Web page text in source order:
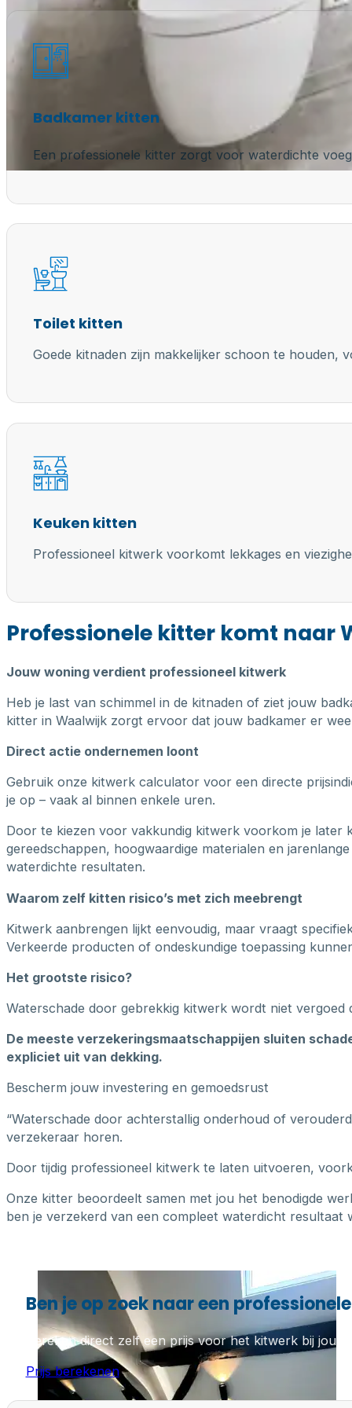
Badkamer kitten
Een professionele kitter zorgt voor waterdichte
Toilet kitten
Goede kitnaden zijn makkelijker schoon te houden,
Keuken kitten
Professioneel kitwerk voorkomt lekkages en
Professionele kitter komt naar
Jouw woning verdient professioneel kitwerk
Heb je last van schimmel in de kitnaden of ziet jouw
kitter in Waalwijk zorgt ervoor dat jouw badkamer er
Direct actie ondernemen loont
Gebruik onze kitwerk calculator voor een directe
je op – vaak al binnen enkele uren.
Door te kiezen voor vakkundig kitwerk voorkom je later
gereedschappen, hoogwaardige materialen en
waterdichte resultaten.
Waarom zelf kitten risico’s met zich meebrengt
Kitwerk aanbrengen lijkt eenvoudig, maar vraagt
Verkeerde producten of ondeskundige toepassing
Het grootste risico?
Waterschade door gebrekkig kitwerk wordt niet
De meeste verzekeringsmaatschappijen sluiten
expliciet uit van dekking.
Bescherm jouw investering en gemoedsrust
“Waterschade door achterstallig onderhoud of
verzekeraar horen.
Door tijdig professioneel kitwerk te laten uitvoeren,
Onze kitter beoordeelt samen met jou het benodigde
ben je verzekerd van een compleet waterdicht resultaat
Ben je op zoek naar een
Bereken direct zelf een prijs voor het kitwerk bij jou
Prijs berekenen